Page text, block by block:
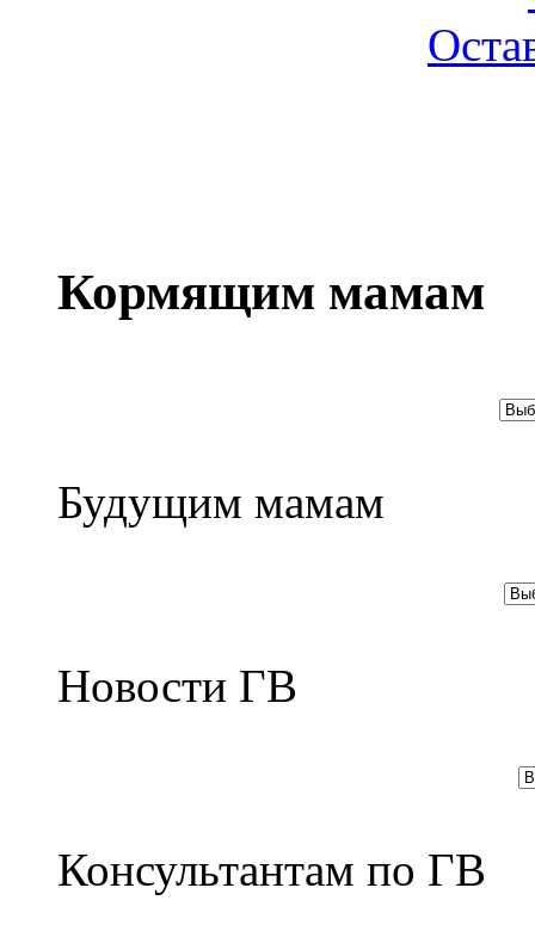
Кормящим мамам
Будущим мамам
Новости ГВ
Консультантам по ГВ